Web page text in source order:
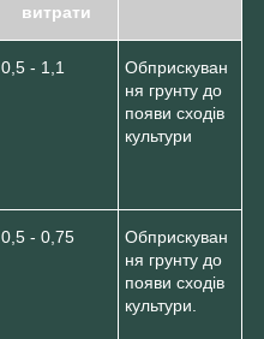
витрати
0,5 - 1,1
Обприскуван
ня грунту до
появи сходів
культури
0,5 - 0,75
Обприскуван
ня грунту до
появи сходів
культури.